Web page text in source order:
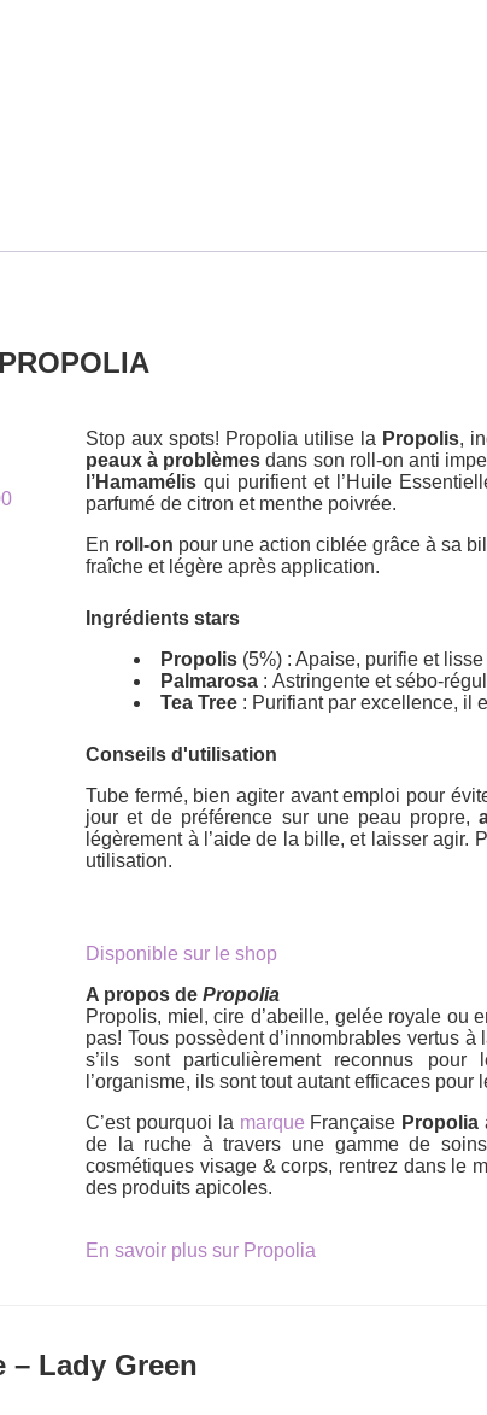
Stop aux spots! Propolia utilise la Propolis,
peaux à problèmes dans son roll-on anti
l’Hamamélis qui purifient et l’Huile
parfumé de citron et menthe poivrée.
En roll-on pour une action ciblée grâce à sa
fraîche et légère après application.
Ingrédients stars
Propolis (5%) : Apaise, purifie et
Palmarosa : Astringente et sébo-
Tea Tree : Purifiant par excellence, il
Conseils d'utilisation
Tube fermé, bien agiter avant emploi pour
jour et de préférence sur une peau propre,
légèrement à l’aide de la bille, et laisser
utilisation.
Disponible sur le shop
A propos dePropolia
Propolis, miel, cire d’abeille, gelée royale ou
pas! Tous possèdent d’innombrables vertus
s’ils sont particulièrement reconnus pour
l’organisme, ils sont tout autant efficaces pour
C’est pourquoi la marque Française Propolia
de la ruche à travers une gamme de
cosmétiques visage & corps, rentrez dans le
des produits apicoles.
En savoir plus sur Propolia
– Lady Green